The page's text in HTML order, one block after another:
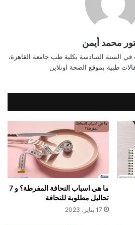
محمد أيمن
السنة السادسة بكلية طب جامعة القاهرة،
طبية بموقع الصحة اونلاين
ما هي اسباب النحافة المفرطة؟ و 7
تحاليل مطلوبة للنحافة
17 يناير، 2023